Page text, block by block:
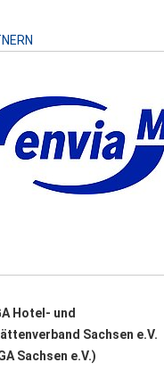
Hotel- und
Sachsen e.V.
Sachsen e.V.)